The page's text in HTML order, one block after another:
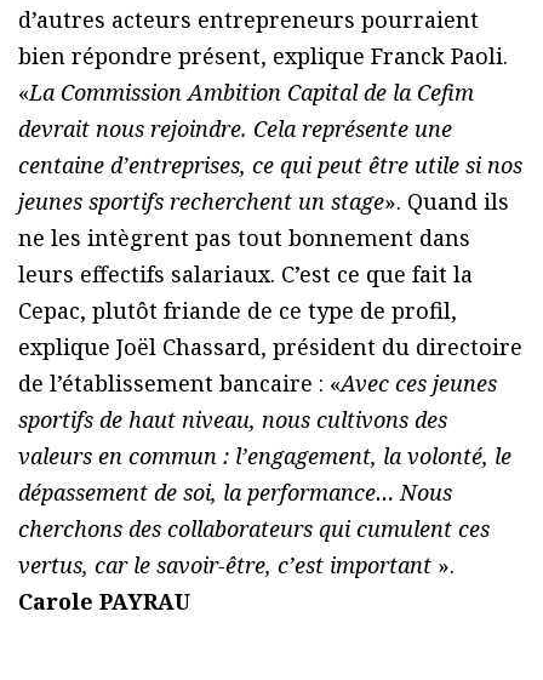
d’autres acteurs entrepreneurs pourraient
bien répondre présent, explique Franck Paoli.
«La Commission Ambition Capital de la Cefim
devrait nous rejoindre. Cela représente une
centaine d’entreprises, ce qui peut être utile si nos
jeunes sportifs recherchent un stage». Quand ils
ne les intègrent pas tout bonnement dans
leurs effectifs salariaux. C’est ce que fait la
Cepac, plutôt friande de ce type de profil,
explique Joël Chassard, président du directoire
de l’établissement bancaire : «Avec ces jeunes
sportifs de haut niveau, nous cultivons des
valeurs en commun : l’engagement, la volonté, le
dépassement de soi, la performance… Nous
cherchons des collaborateurs qui cumulent ces
vertus, car le savoir-être, c’est important ».
Carole PAYRAU